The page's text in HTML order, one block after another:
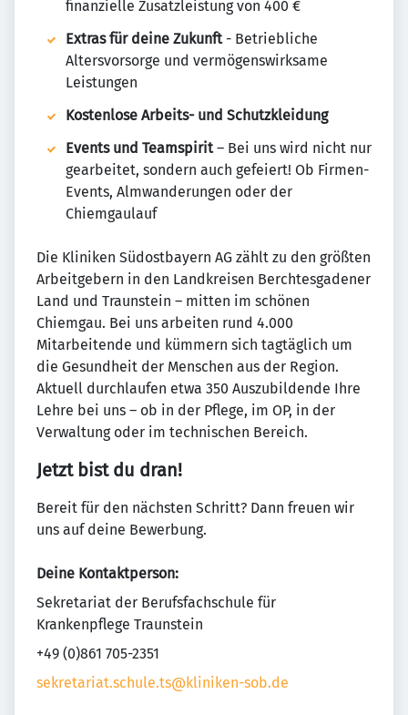
finanzielle Zusatzleistung von 400 €
Extras für deine Zukunft- Betriebliche
Altersvorsorge und vermögenswirksame
Leistungen
Kostenlose Arbeits- und Schutzkleidung
Events und Teamspirit– Bei uns wird nicht nur
gearbeitet, sondern auch gefeiert! Ob Firmen-
Events, Almwanderungen oder der
Chiemgaulauf
Die Kliniken Südostbayern AG zählt zu den größten
Arbeitgebern in den Landkreisen Berchtesgadener
Land und Traunstein – mitten im schönen
Chiemgau. Bei uns arbeiten rund 4.000
Mitarbeitende und kümmern sich tagtäglich um
die Gesundheit der Menschen aus der Region.
Aktuell durchlaufen etwa 350 Auszubildende Ihre
Lehre bei uns – ob in der Pflege, im OP, in der
Verwaltung oder im technischen Bereich.
Jetzt bist du dran!
Bereit für den nächsten Schritt? Dann freuen wir
uns auf deine Bewerbung.
Deine Kontaktperson:
Sekretariat der Berufsfachschule für
Krankenpflege Traunstein
+49 (0)861 705-2351
sekretariat.schule.ts@kliniken-sob.de